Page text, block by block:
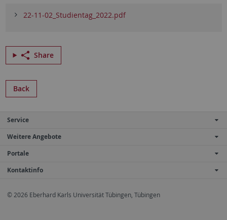
22-11-02_Studientag_2022.pdf
Share
Back
Service
Weitere Angebote
Portale
Kontaktinfo
© 2026 Eberhard Karls Universität Tübingen, Tübingen